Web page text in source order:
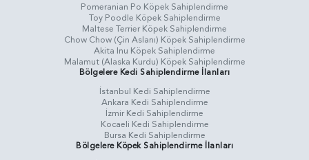
Pomeranian Po Köpek Sahiplendirme
Toy Poodle Köpek Sahiplendirme
Maltese Terrier Köpek Sahiplendirme
Chow Chow (Çin Aslanı) Köpek Sahiplendirme
Akita Inu Köpek Sahiplendirme
Malamut (Alaska Kurdu) Köpek Sahiplendirme
Bölgelere Kedi Sahiplendirme İlanları
İstanbul Kedi Sahiplendirme
Ankara Kedi Sahiplendirme
İzmir Kedi Sahiplendirme
Kocaeli Kedi Sahiplendirme
Bursa Kedi Sahiplendirme
Bölgelere Köpek Sahiplendirme İlanları